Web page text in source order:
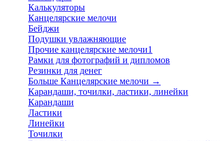
Калькуляторы
Канцелярские мелочи
Бейджи
Подушки увлажняющие
Прочие канцелярские мелочи1
Рамки для фотографий и дипломов
Резинки для денег
Больше Канцелярские мелочи →
Карандаши, точилки, ластики, линейки
Карандаши
Ластики
Линейки
Точилки